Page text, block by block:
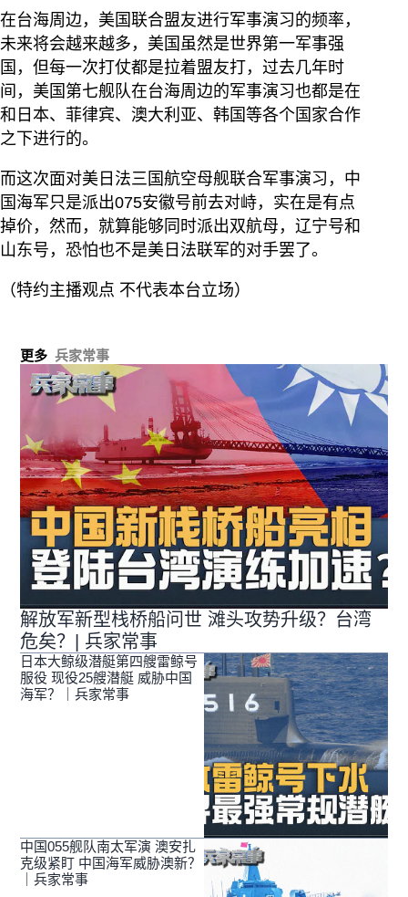
在台海周边，美国联合盟友进行军事演习的频率，
未来将会越来越多，美国虽然是世界第一军事强
国，但每一次打仗都是拉着盟友打，过去几年时
间，美国第七舰队在台海周边的军事演习也都是在
和日本、菲律宾、澳大利亚、韩国等各个国家合作
之下进行的。
而这次面对美日法三国航空母舰联合军事演习，中
国海军只是派出075安徽号前去对峙，实在是有点
掉价，然而，就算能够同时派出双航母，辽宁号和
山东号，恐怕也不是美日法联军的对手罢了。
（特约主播观点 不代表本台立场）
更多 兵家常事
解放军新型栈桥船问世 滩头攻势升级？台湾
危矣？| 兵家常事
日本大鲸级潜艇第四艘雷鲸号
服役 现役25艘潜艇 威胁中国
海军？｜兵家常事
中国055舰队南太军演 澳安扎
克级紧盯 中国海军威胁澳新？
｜兵家常事